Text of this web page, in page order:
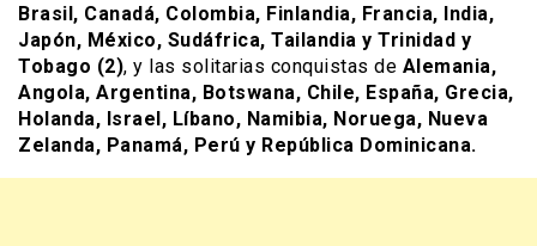
Brasil, Canadá, Colombia, Finlandia, Francia, India,
Japón, México, Sudáfrica, Tailandia y Trinidad y
Tobago (2), y las solitarias conquistas de Alemania,
Angola, Argentina, Botswana, Chile, España, Grecia,
Holanda, Israel, Líbano, Namibia, Noruega, Nueva
Zelanda, Panamá, Perú y República Dominicana.